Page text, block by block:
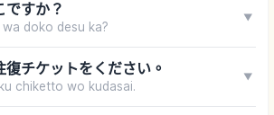
ですか？
doko desu ka?
▼
チケットをください。
chiketto wo kudasai.
▼